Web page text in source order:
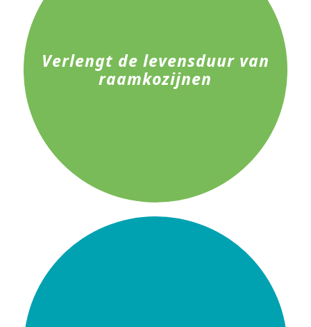
Verlengt de levensduur van
raamkozijnen